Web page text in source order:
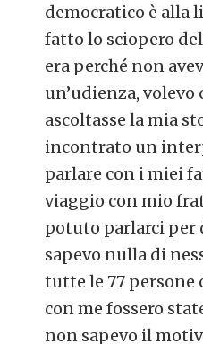
democratico è alla
fatto lo sciopero
era perché non
un’udienza, volevo
ascoltasse la mia
incontrato un
parlare con i miei
viaggio con mio
potuto parlarci per
sapevo nulla di
tutte le 77 persone
con me fossero
non sapevo il